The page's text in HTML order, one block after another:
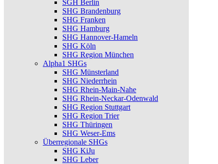
SGH Berlin
SHG Brandenburg
SHG Franken
SHG Hamburg
SHG Hannover-Hameln
SHG Köln
SHG Region München
Alpha1 SHGs
SHG Münsterland
SHG Niederrhein
SHG Rhein-Main-Nahe
SHG Rhein-Neckar-Odenwald
SHG Region Stuttgart
SHG Region Trier
SHG Thüringen
SHG Weser-Ems
Überregionale SHGs
SHG KiJu
SHG Leber